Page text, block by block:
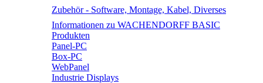
Zubehör - Software, Montage, Kabel, Diverses
Informationen zu WACHENDORFF BASIC
Produkten
Panel-PC
Box-PC
WebPanel
Industrie Displays